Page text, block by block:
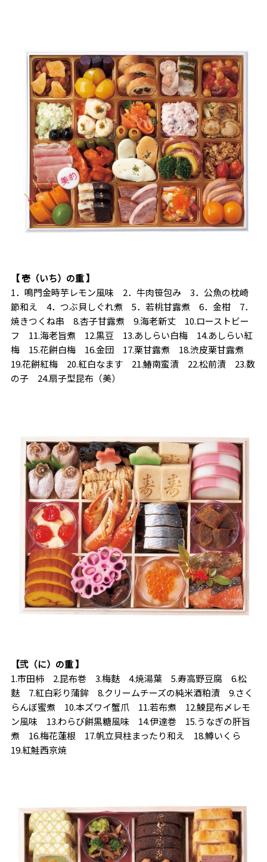
【 壱（いち）の重 】
1．鳴門金時芋レモン風味 2．牛肉笹包み 3．公魚の枕崎
節和え 4．つぶ貝しぐれ煮 5．若桃甘露煮 6．金柑 7．
焼きつくね串 8.杏子甘露煮 9.海老新丈 10.ローストビー
フ 11.海老旨煮 12.黒豆 13.あしらい白梅 14.あしらい紅
梅 15.花餅白梅 16.金団 17.栗甘露煮 18.渋皮栗甘露煮
19.花餅紅梅 20.紅白なます 21.鰆南蛮漬 22.松前漬 23.数
の子 24.扇子型昆布（美）
【弐（に）の重 】
1.市田柿 2.昆布巻 3.梅麩 4.焼湯葉 5.寿高野豆腐 6.松
麩 7.紅白彩り蒲鉾 8.クリームチーズの純米酒粕漬 9.さく
らんぼ蜜煮 10.本ズワイ蟹爪 11.若布煮 12.鰊昆布〆レモ
ン風味 13.わらび餅黒糖風味 14.伊達巻 15.うなぎの肝旨
煮 16.梅花蓮根 17.帆立貝柱まったり和え 18.鱒いくら
19.紅鮭西京焼